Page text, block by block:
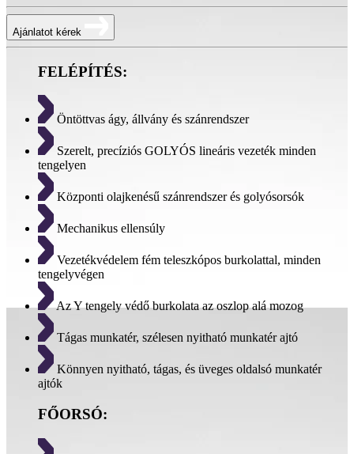
Ajánlatot kérek
FELÉPÍTÉS:
Öntöttvas ágy, állvány és szánrendszer
Szerelt, precíziós GOLYÓS lineáris vezeték minden
tengelyen
Központi olajkenésű szánrendszer és golyósorsók
Mechanikus ellensúly
Vezetékvédelem fém teleszkópos burkolattal, minden
tengelyvégen
Az Y tengely védő burkolata az oszlop alá mozog
Tágas munkatér, szélesen nyitható munkatér ajtó
Könnyen nyitható, tágas, és üveges oldalsó munkatér
ajtók
FŐORSÓ: